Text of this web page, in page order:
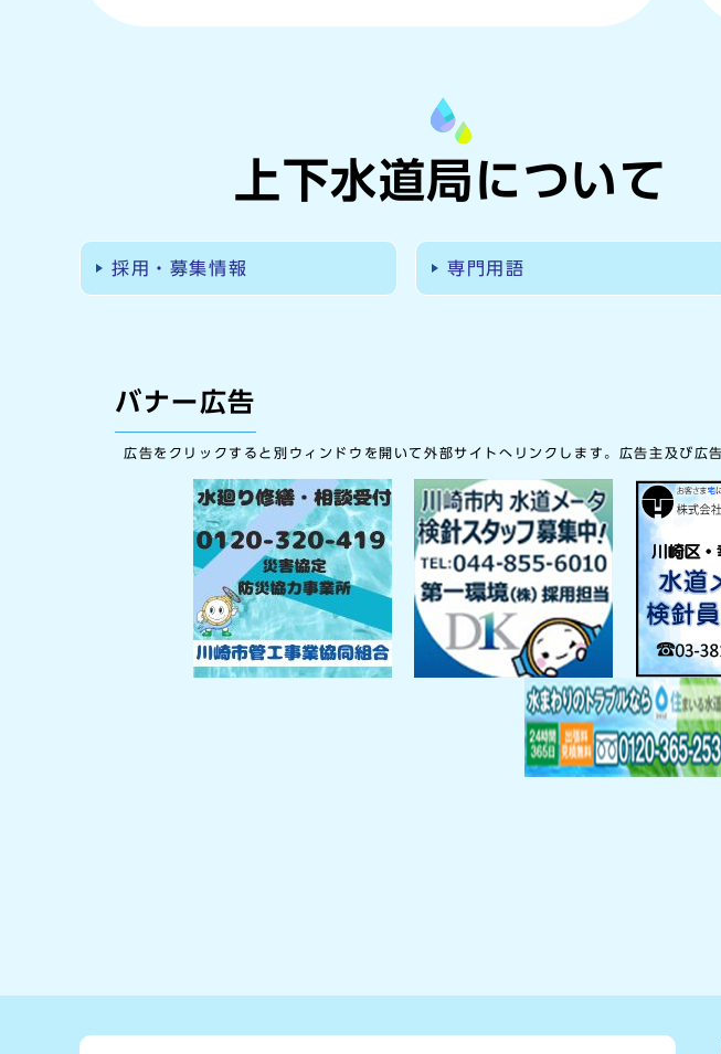
上下水道局について
採用・募集情報 専門用語
バナー広告
広告をクリックすると別ウィンドウを開いて外部サイトへリンクします。広告主及び